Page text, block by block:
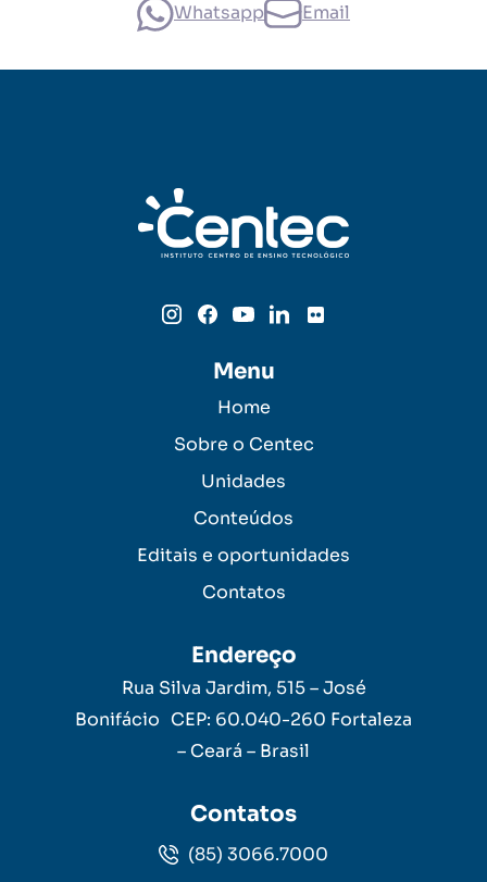
Whatsapp
Email
Menu
Home
Sobre o Centec
Unidades
Conteúdos
Editais e oportunidades
Contatos
Endereço
Rua Silva Jardim, 515 – José
Bonifácio CEP: 60.040-260 Fortaleza
– Ceará – Brasil
Contatos
(85) 3066.7000